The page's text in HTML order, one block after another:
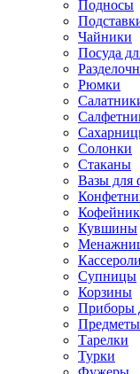
Подносы
Чайники
Посуда
Рюмки
Солонки
Стаканы
Вазы для
Кувшины
Кассероли
Супницы
Корзины
Приборы
Предметы
Тарелки
Турки